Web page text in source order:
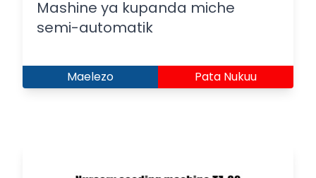
Mashine ya kupanda miche
semi-automatik
Maelezo Pata Nukuu